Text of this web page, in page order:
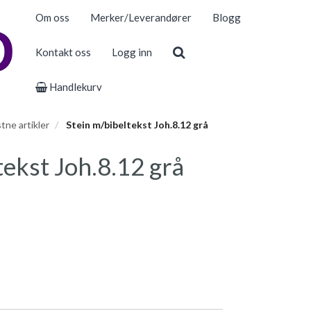
Om oss Merker/Leverandører Blogg
Kontakt oss Logg inn
Handlekurv
artikler Stein m/bibeltekst Joh.8.12 grå
Joh.8.12 grå